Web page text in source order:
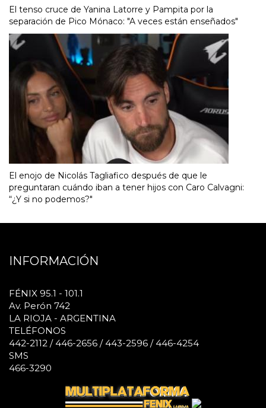
El tenso cruce de Yanina Latorre y Pampita por la
separación de Pico Mónaco: "A veces están enseñados"
El enojo de Nicolás Tagliafico después de que le
preguntaran cuándo iban a tener hijos con Caro Calvagni:
“¿Y si no podemos?"
INFORMACIÓN
FÉNIX 95.1 - 101.1
Av. Perón 742
LA RIOJA - ARGENTINA
TELÉFONOS
442-2112 / 446-2656 / 443-2596 / 446-4254
SMS
466-3290